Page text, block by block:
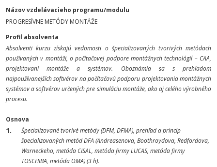
Názov vzdelávacieho programu/modulu
PROGRESÍVNE METÓDY MONTÁŽE
Profil absolventa
Absolventi kurzu získajú vedomosti o špecializovaných tvorivých metódach
používaných v montáži, o počítačovej podpore montážnych technológií – CAA,
projektovaní montáže a systémov. Oboznámia sa s prehľadom
najpoužívanejších softvérov na počítačovú podporu projektovania montážnych
systémov a softvérov určených pre simuláciu montáže, ako aj celého výrobného
procesu.
Osnova
Špecializované tvorivé metódy (DFM, DFMA), prehľad a princíp
špecializovaných metód DFA (Andreasenova, Boothroydova, Redfordova,
Warneckeho, metóda CISAL, metóda firmy LUCAS, metóda firmy
TOSCHIBA, metóda OMA) (3 h).